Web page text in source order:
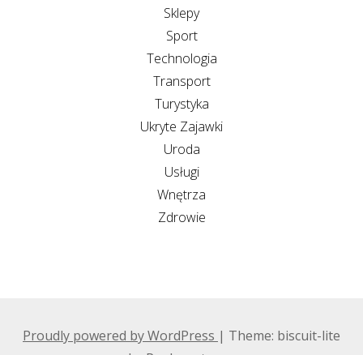
Sklepy
Sport
Technologia
Transport
Turystyka
Ukryte Zajawki
Uroda
Usługi
Wnętrza
Zdrowie
Proudly powered by WordPress | Theme: biscuit-lite